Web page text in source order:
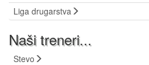
Liga drugarstva
Naši treneri...
Stevo